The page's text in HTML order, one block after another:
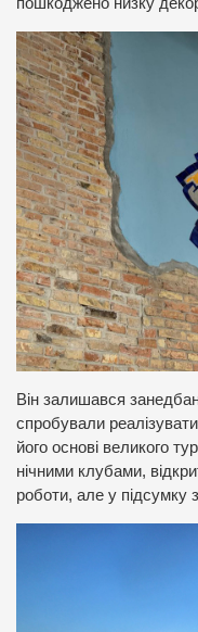
пошкоджено низку
Він залишався
спробували
його основі великого
нічними клубами,
роботи, але у підсумку